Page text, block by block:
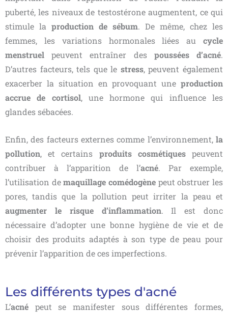
puberté, les niveaux de testostérone augmentent, ce qui
stimule la production de sébum. De même, chez les
femmes, les variations hormonales liées au cycle
menstruel peuvent entraîner des poussées d’acné.
D’autres facteurs, tels que le stress, peuvent également
exacerber la situation en provoquant une production
accrue de cortisol, une hormone qui influence les
glandes sébacées.
Enfin, des facteurs externes comme l’environnement, la
pollution, et certains produits cosmétiquespeuvent
contribuer à l’apparition de l’acné. Par exemple,
l’utilisation demaquillage comédogène peut obstruer les
pores, tandis que la pollution peut irriter la peau et
augmenter le risque d’inflammation. Il est donc
nécessaire d’adopter une bonne hygiène de vie et de
choisir des produits adaptés à son type de peau pour
prévenir l’apparition de ces imperfections.
Les différents types d'acné
L’acné peut se manifester sous différentes formes,